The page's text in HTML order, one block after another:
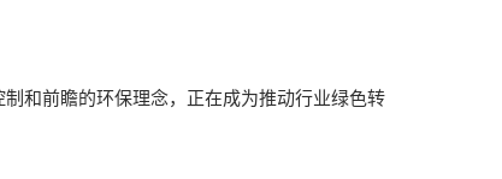
和前瞻的环保理念，正在成为推动行业绿色转